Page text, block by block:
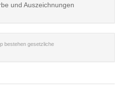
und Auszeichnungen
bestehen gesetzliche